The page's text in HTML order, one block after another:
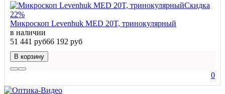
Скидка
22%
Микроскоп Levenhuk MED 20T, тринокулярный
в наличии
51 441 руб66 192 руб
В корзину
0